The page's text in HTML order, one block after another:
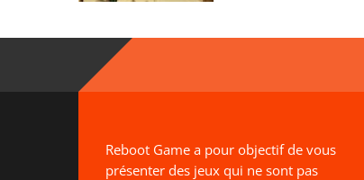
Reboot Game a pour objectif de vous
présenter des jeux qui ne sont pas